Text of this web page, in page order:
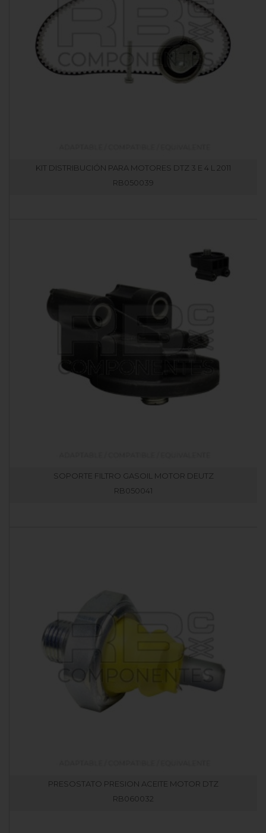
KIT DISTRIBUCIÓN PARA MOTORES DTZ 3 E 4 L 2011
RB050039
SOPORTE FILTRO GASOIL MOTOR DEUTZ
RB050041
PRESOSTATO PRESION ACEITE MOTOR DTZ
RB060032